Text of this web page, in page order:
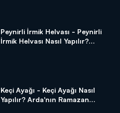
Peynirli İrmik Helvası - Peynirli
İrmik Helvası Nasıl Yapılır?
Keçi Ayağı - Keçi Ayağı Nasıl
Yapılır? Arda'nın Ramazan